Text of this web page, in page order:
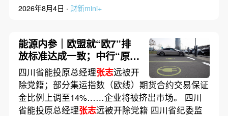
2026年8月4日 · 财新mini+
能源内参｜欧盟就“欧7”排
放标准达成一致；中行“原油
宝”第一案始末披露
四川省能投原总经理张志远被开
除党籍；部分集运指数（欧线）期货合约交易保证
金比例上调至14%……企业将被挤出市场。 四川
省能投原总经理张志远被开除党籍 四川省纪委监